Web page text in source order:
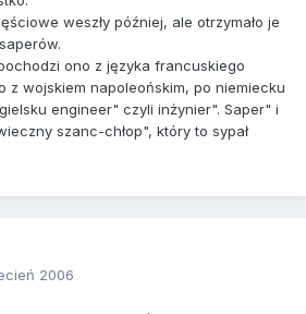
weszły później, ale otrzymało je
ono z języka francuskiego
z wojskiem napoleońskim, po niemiecku
engineer" czyli inżynier". Saper" i
szanc-chłop", który to sypał
2006